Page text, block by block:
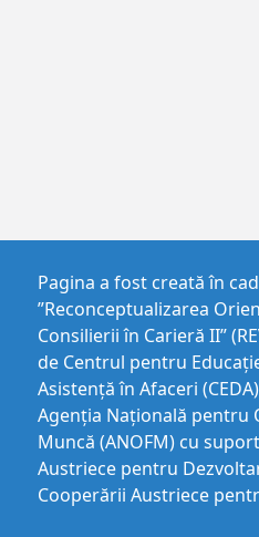
Pagina a fost creată în
”Reconceptualizarea
Consilierii în Carieră II”
de Centrul pentru
Asistenţă în Afaceri
Agenția Națională pentru
Muncă (ANOFM) cu
Austriece pentru
Cooperării Austriece